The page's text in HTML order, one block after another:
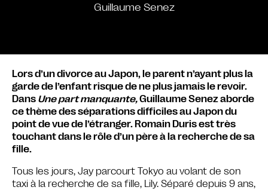
Guillaume Senez
Lors d’un divorce au Japon, le parent n’ayant plus la
garde de l’enfant risque de ne plus jamais le revoir.
Dans Une part manquante,Guillaume Senez aborde
ce thème des séparations difficiles au Japon du
point de vue de l’étranger. Romain Duris est très
touchant dans le rôle d’un père à la recherche de sa
fille.
Tous les jours, Jay parcourt Tokyo au volant de son
taxi à la recherche de sa fille, Lily. Séparé depuis 9 ans,